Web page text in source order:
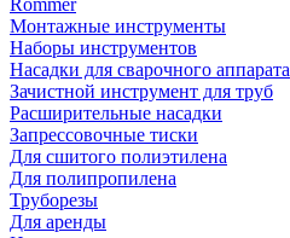
Rommer
Монтажные инструменты
Наборы инструментов
Насадки для сварочного аппарата
Зачистной инструмент для труб
Расширительные насадки
Запрессовочные тиски
Для сшитого полиэтилена
Для полипропилена
Труборезы
Для аренды